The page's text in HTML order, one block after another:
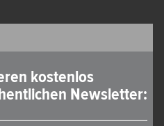
kostenlos
Newsletter: